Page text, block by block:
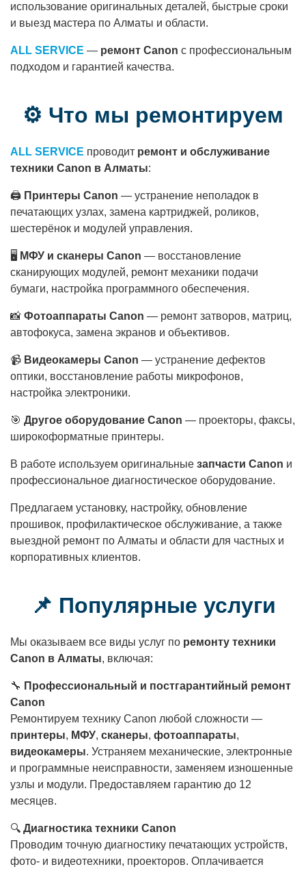
использование оригинальных деталей, быстрые сроки
и выезд мастера по Алматы и области.
ALL SERVICE — ремонт Canon с профессиональным
подходом и гарантией качества.
⚙ Что мы ремонтируем
ALL SERVICE проводит ремонт и обслуживание
техники Canon в Алматы:
🖨 Принтеры Canon — устранение неполадок в
печатающих узлах, замена картриджей, роликов,
шестерёнок и модулей управления.
🖥 МФУ и сканеры Canon — восстановление
сканирующих модулей, ремонт механики подачи
бумаги, настройка программного обеспечения.
📸 Фотоаппараты Canon — ремонт затворов, матриц,
автофокуса, замена экранов и объективов.
📹 Видеокамеры Canon — устранение дефектов
оптики, восстановление работы микрофонов,
настройка электроники.
🎯 Другое оборудование Canon — проекторы, факсы,
широкоформатные принтеры.
В работе используем оригинальные запчасти Canon и
профессиональное диагностическое оборудование.
Предлагаем установку, настройку, обновление
прошивок, профилактическое обслуживание, а также
выездной ремонт по Алматы и области для частных и
корпоративных клиентов.
📌 Популярные услуги
Мы оказываем все виды услуг по ремонту техники
Canon в Алматы, включая:
🔧 Профессиональный и постгарантийный ремонт
Canon
Ремонтируем технику Canon любой сложности —
принтеры, МФУ, сканеры, фотоаппараты,
видеокамеры. Устраняем механические, электронные
и программные неисправности, заменяем изношенные
узлы и модули. Предоставляем гарантию до 12
месяцев.
🔍 Диагностика техники Canon
Проводим точную диагностику печатающих устройств,
фото- и видеотехники, проекторов. Оплачивается